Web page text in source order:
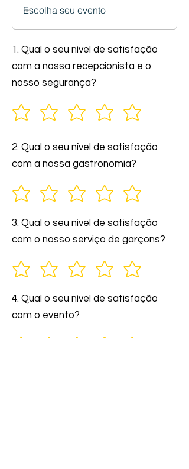
1. Qual o seu nível de satisfação
com a nossa recepcionista e o
nosso segurança?
2. Qual o seu nível de satisfação
com a nossa gastronomia?
3. Qual o seu nível de satisfação
com o nosso serviço de garçons?
4. Qual o seu nível de satisfação
com o evento?